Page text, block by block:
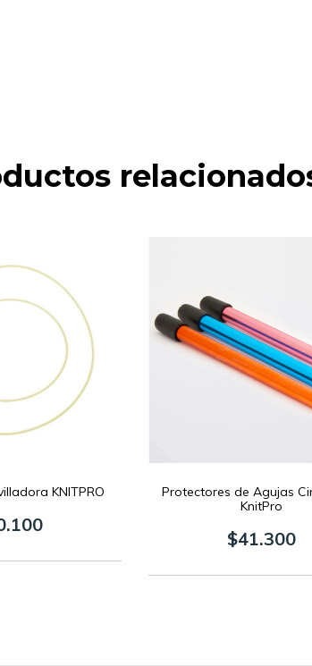
KNITPRO
Protectores de Agujas
KnitPro
$41.300